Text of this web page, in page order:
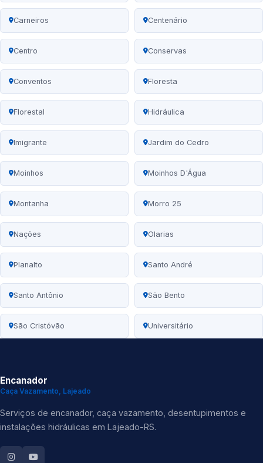
Carneiros Centenário
Centro Conservas
Conventos Floresta
Florestal Hidráulica
Imigrante Jardim do Cedro
Moinhos Moinhos D'Água
Montanha Morro 25
Nações Olarias
Planalto Santo André
Santo Antônio São Bento
São Cristóvão Universitário
Encanador
Caça Vazamento, Lajeado
Serviços de encanador, caça vazamento, desentupimentos e
instalações hidráulicas em Lajeado-RS.